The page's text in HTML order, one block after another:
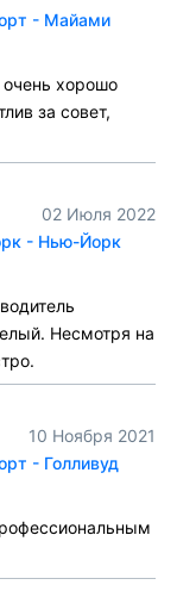
- Майами
хорошо
за совет,
02 Июля 2022
- Нью-Йорк
Несмотря на
10 Ноября 2021
- Голливуд